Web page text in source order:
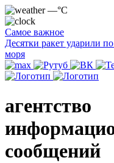
—°C
Самое важное
Десятки ракет ударили
моря
агентство
сообщений